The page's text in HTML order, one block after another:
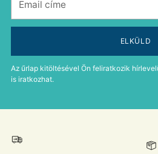
címe
ELKÜLD
Az űrlap kitöltésével Ön feliratkozik
is iratkozhat.